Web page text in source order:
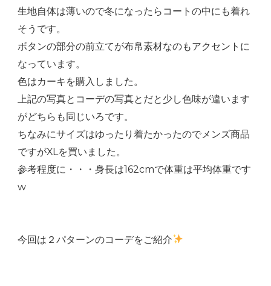
生地自体は薄いので冬になったらコートの中にも着れ
そうです。
ボタンの部分の前立てが布帛素材なのもアクセントに
なっています。
色はカーキを購入しました。
上記の写真とコーデの写真とだと少し色味が違います
がどちらも同じいろです。
ちなみにサイズはゆったり着たかったのでメンズ商品
ですがXLを買いました。
参考程度に・・・身長は162cmで体重は平均体重です
w
今回は２パターンのコーデをご紹介